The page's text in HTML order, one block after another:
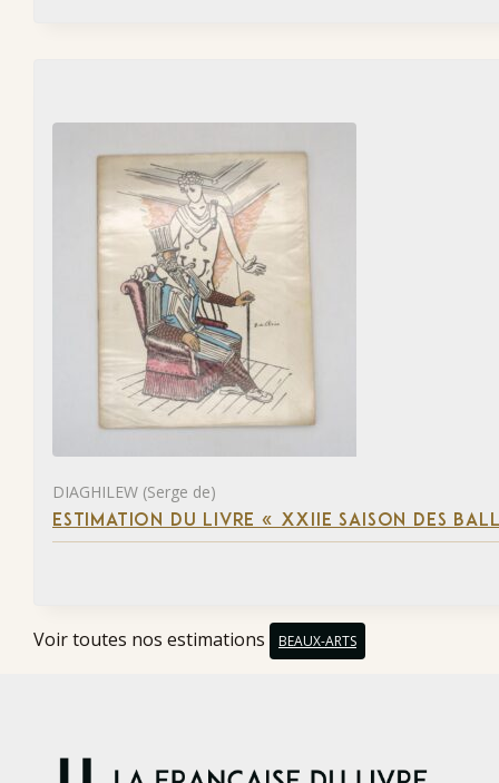
DIAGHILEW (Serge de)
ESTIMATION DU LIVRE « XXIIE SAISON DES
Voir toutes nos estimations BEAUX-ARTS